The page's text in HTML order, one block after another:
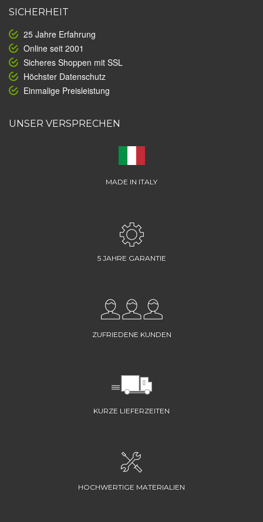
SICHERHEIT
25 Jahre Erfahrung
Online seit 2001
Sicheres Shoppen mit SSL
Höchster Datenschutz
Einmalige Preisleistung
UNSER VERSPRECHEN
MADE IN ITALY
5 JAHRE GARANTIE
ZUFRIEDENE KUNDEN
KURZE LIEFERZEITEN
HOCHWERTIGE MATERIALIEN